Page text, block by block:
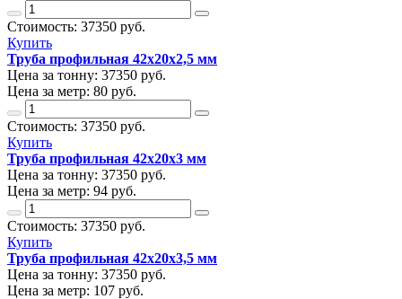
Стоимость: 37350 руб.
Купить
Труба профильная 42х20х2,5 мм
Цена за тонну: 37350 руб.
Цена за метр: 80 руб.
Стоимость: 37350 руб.
Купить
Труба профильная 42х20х3 мм
Цена за тонну: 37350 руб.
Цена за метр: 94 руб.
Стоимость: 37350 руб.
Купить
Труба профильная 42х20х3,5 мм
Цена за тонну: 37350 руб.
Цена за метр: 107 руб.